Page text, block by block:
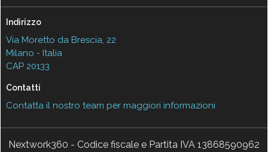
Indirizzo
Via Moretto da Brescia, 22
Milano - Italia
CAP 20133
Contatti
Contatta il nostro team per maggiori informazioni
Nextwork360 - Codice fiscale e Partita IVA 13868590962